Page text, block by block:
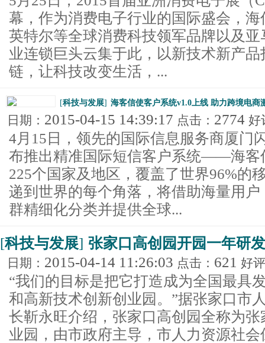
幕，作为消费电子行业的国际盛会，海
英特尔等全球消费科技领军品牌以及
业连锁巨头云集于此，以新技术新产品
链，让科技改变生活，...
[科技与发展] 海客信使客户系统v1.0上线 助力跨境电商
日期： 2015-04-15 14:39:17 点击： 2774 好
4月15日，领先的国际信息服务商厦门
布推出精准国际短信客户系统——海客
225个国家及地区，覆盖了世界96%的
递到世界的每个角落，将借助海量用
群精细化分类并提供全球...
[科技与发展] 张家口高创园开园一年研
日期： 2015-04-14 11:26:03 点击： 621 好
“我们的目标是把它打造成为全国最具
和高新技术创新创业园。”据张家口市
长靳永旺介绍，张家口高创园全称为
业园，由市政府主导，市人力资源社